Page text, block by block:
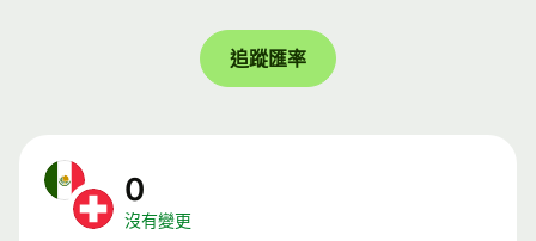
追蹤匯率
0
沒有變更